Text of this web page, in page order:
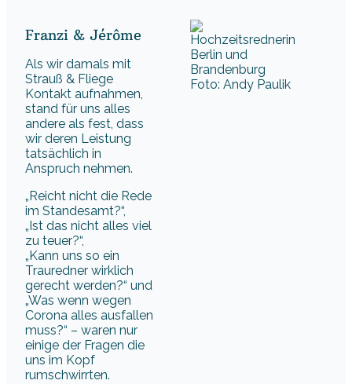
Foto: Andy Paulik
Franzi & Jérôme
Als wir damals mit
Strauß & Fliege
Kontakt aufnahmen,
stand für uns alles
andere als fest, dass
wir deren Leistung
tatsächlich in
Anspruch nehmen.
„Reicht nicht die Rede
im Standesamt?“,
„Ist das nicht alles viel
zu teuer?“,
„Kann uns so ein
Trauredner wirklich
gerecht werden?“ und
„Was wenn wegen
Corona alles ausfallen
muss?“ – waren nur
einige der Fragen die
uns im Kopf
rumschwirrten.